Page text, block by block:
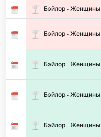
Бэйлор - Женщины
Бэйлор - Женщины
Бэйлор - Женщины
Бэйлор - Женщины
Бэйлор - Женщины